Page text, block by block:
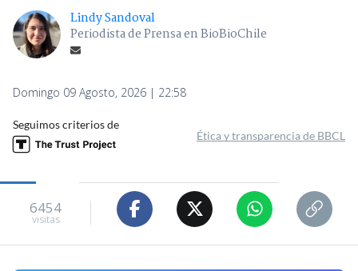
Lindy Sandoval
Periodista de Prensa en BioBioChile
Domingo 09 Agosto, 2026 | 22:58
Seguimos criterios de
Ética y transparencia de BBCL
6454
visitas